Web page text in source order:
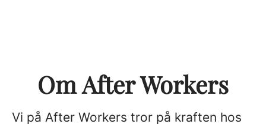
Om After Workers
Vi på After Workers tror på kraften hos